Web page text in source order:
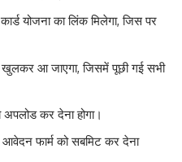
योजना का लिंक मिलेगा, जिस पर
आ जाएगा, जिसमें पूछी गई सभी
कर देना होगा।
फार्म को सबमिट कर देना